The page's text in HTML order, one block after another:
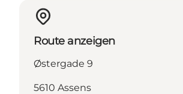
Route anzeigen
Østergade 9
5610 Assens